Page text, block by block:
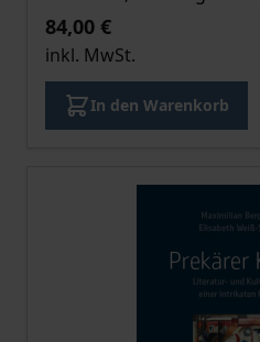
84,00 €
inkl. MwSt.
In den Warenkorb